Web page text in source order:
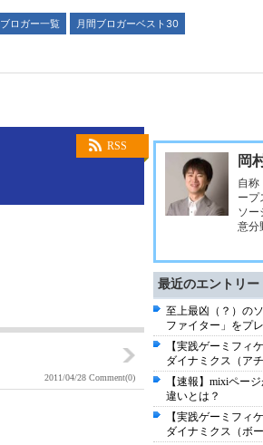
ブロガー一覧
月間ブロガーベスト30
RSS
2011/04/28 Comment(0)
岡
自称
ープ
ソー
意分
最近のエントリー
至上最凶（？）の
ファイター」をプ
【実践ゲーミフィ
ダイナミクス（ア
【速報】mixiペー
違いとは？
【実践ゲーミフィ
ダイナミクス（ボー